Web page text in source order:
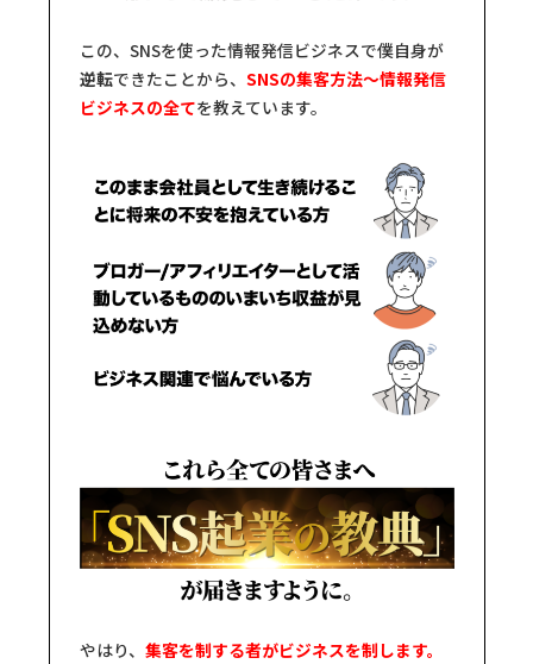
この、SNSを使った情報発信ビジネスで僕自身が
逆転できたことから、 SNSの集客方法〜情報発信
ビジネスの全てを教えています。
やはり、 集客を制する者がビジネスを制します。